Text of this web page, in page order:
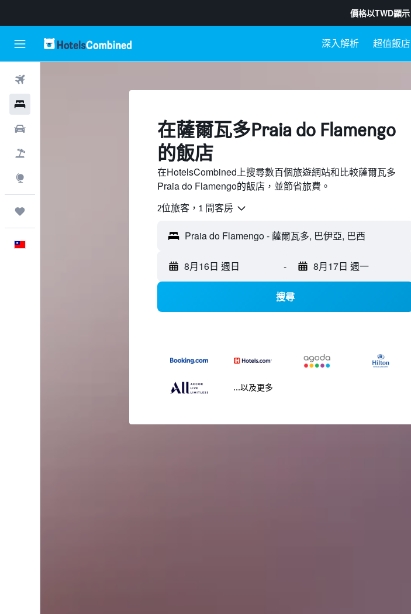
價格以TWD顯示
深入解析 超值飯店
​在薩爾瓦多Praia do Flamengo​
的飯店
在HotelsCombined上搜尋數百個旅遊網站和比較薩爾瓦多
Praia do Flamengo的飯店，並節省旅費。
2位旅客，1 間客房
8月16日 週日 - 8月17日 週一
搜尋
...以及更多